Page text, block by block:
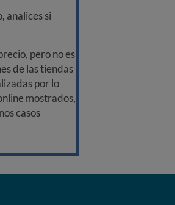
analices si
pero no es
de las tiendas
por lo
mostrados,
casos